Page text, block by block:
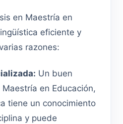
en Maestría en
eficiente y
razones:
Un buen
en Educación,
tiene un conocimiento
y puede